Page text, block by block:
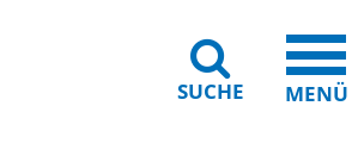
SUCHE MENÜ